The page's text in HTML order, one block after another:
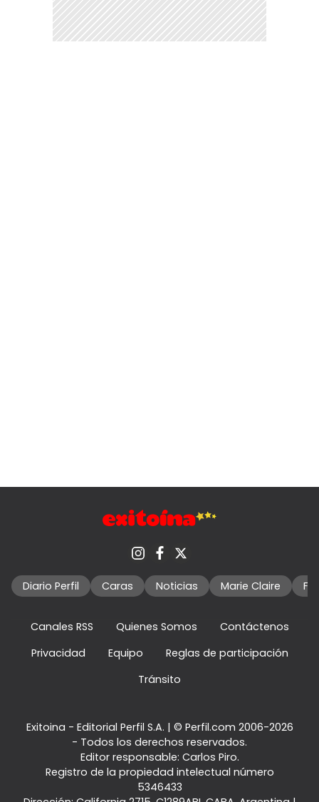
Diario Perfil Caras Noticias Marie Claire
Canales RSS Quienes Somos
Contáctenos
Privacidad
Equipo
Reglas de participación
Tránsito
Exitoina - Editorial Perfil S.A. | © Perfil.com 2006-2026
- Todos los derechos reservados.
Editor responsable: Carlos Piro.
Registro de la propiedad intelectual número
5346433